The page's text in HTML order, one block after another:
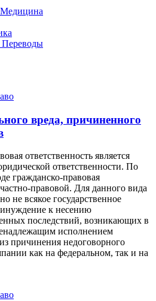
Медицина
Переводы
вреда, причиненного
ответственность является
ответственности. По
гражданско-правовая
частно-правовой. Для данного вида
не всякое государственное
к несению
последствий, возникающих в
исполнением
причинения недоговорного
как на федеральном, так и на